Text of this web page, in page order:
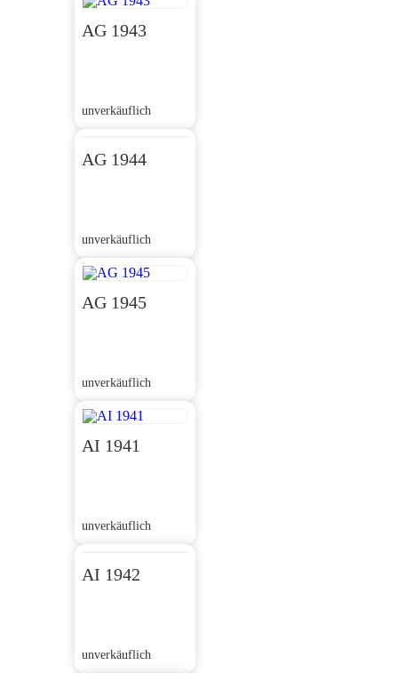
AG 1943
unverkäuflich
AG 1944
unverkäuflich
AG 1945
unverkäuflich
AI 1941
unverkäuflich
AI 1942
unverkäuflich